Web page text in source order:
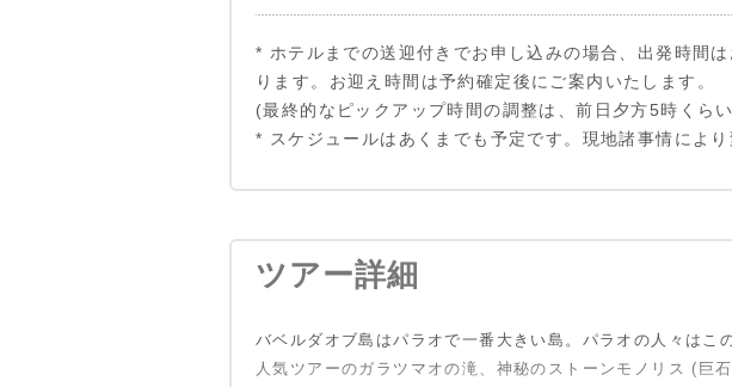
* ホテルまでの送迎付きでお申し込みの場合、出発時間
ります。お迎え時間は予約確定後にご案内いたします。
(最終的なピックアップ時間の調整は、前日夕方5時くら
* スケジュールはあくまでも予定です。現地諸事情により
ツアー詳細
バベルダオブ島はパラオで一番大きい島。パラオの人々はこ
人気ツアーのガラツマオの滝、神秘のストーンモノリス (巨